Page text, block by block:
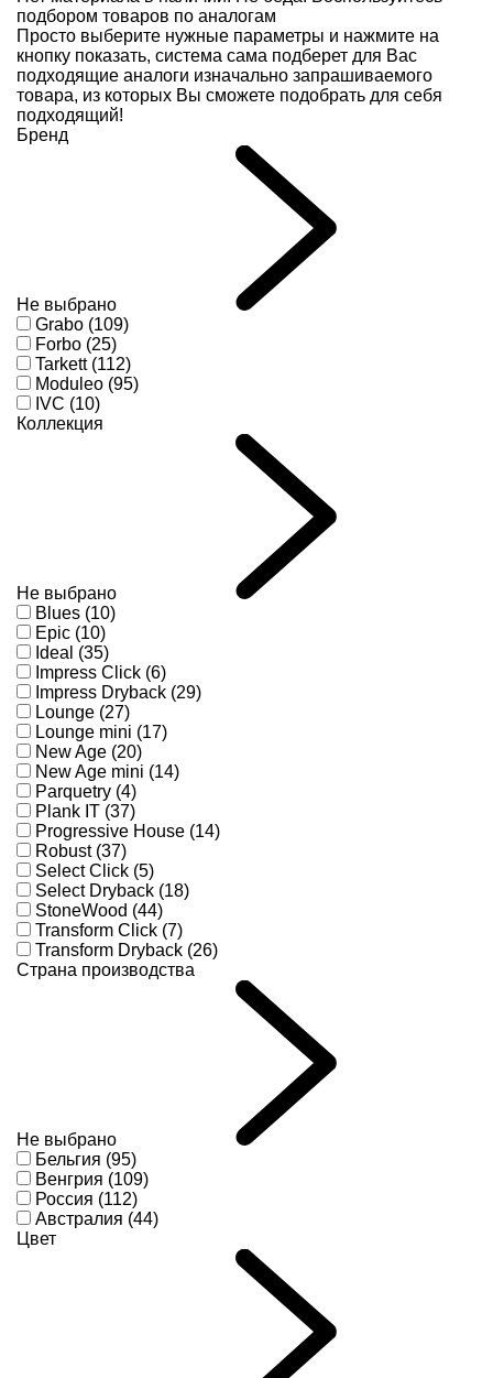
подбором товаров по аналогам
Просто выберите нужные параметры и нажмите на
кнопку показать, система сама подберет для Вас
подходящие аналоги изначально запрашиваемого
товара, из которых Вы сможете подобрать для себя
подходящий!
Бренд
Не выбрано
Grabo (109)
Forbo (25)
Tarkett (112)
Moduleo (95)
IVC (10)
Коллекция
Не выбрано
Blues (10)
Epic (10)
Ideal (35)
Impress Click (6)
Impress Dryback (29)
Lounge (27)
Lounge mini (17)
New Age (20)
New Age mini (14)
Parquetry (4)
Plank IT (37)
Progressive House (14)
Robust (37)
Select Click (5)
Select Dryback (18)
StoneWood (44)
Transform Click (7)
Transform Dryback (26)
Страна производства
Не выбрано
Бельгия (95)
Венгрия (109)
Россия (112)
Австралия (44)
Цвет